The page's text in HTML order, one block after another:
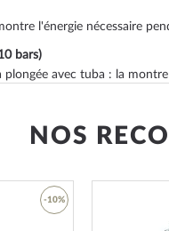
l'énergie nécessaire
bars)
avec tuba : la
NOS
-10%